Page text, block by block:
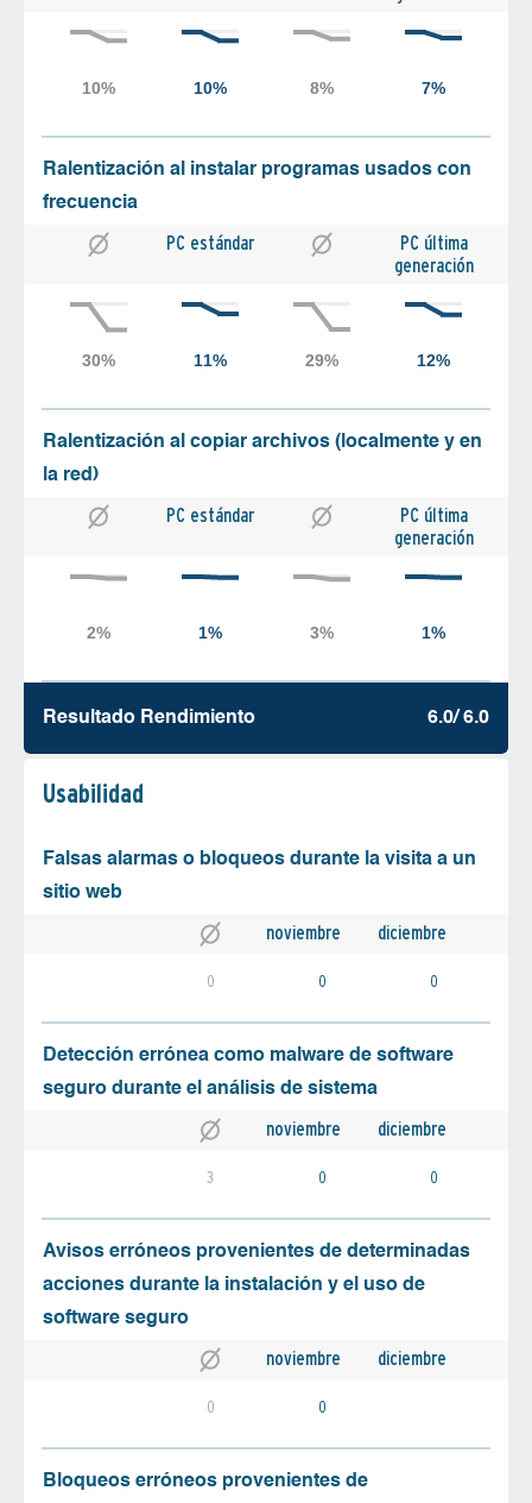
Ralentización al instalar programas usados con
frecuencia
PC estándar
PC última
generación
Ralentización al copiar archivos (localmente y en
la red)
PC estándar
PC última
generación
Resultado Rendimiento 6.0/ 6.0
Usabilidad
Falsas alarmas o bloqueos durante la visita a un
sitio web
noviembre diciembre
0 0 0
Detección errónea como malware de software
seguro durante el análisis de sistema
noviembre diciembre
3 0 0
Avisos erróneos provenientes de determinadas
acciones durante la instalación y el uso de
software seguro
noviembre diciembre
0 0
Bloqueos erróneos provenientes de